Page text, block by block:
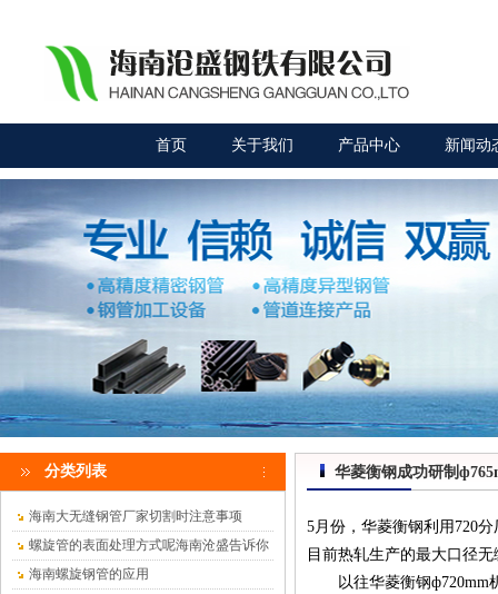
首页 关于我们 产品中心 新闻动
分类列表
海南大无缝钢管厂家切割时注意事项
螺旋管的表面处理方式呢海南沧盛告诉你
海南螺旋钢管的应用
华菱衡钢成功研制
5月份，华菱衡钢利用720
目前热轧生产的最大口径
以往华菱衡钢ф720mm机